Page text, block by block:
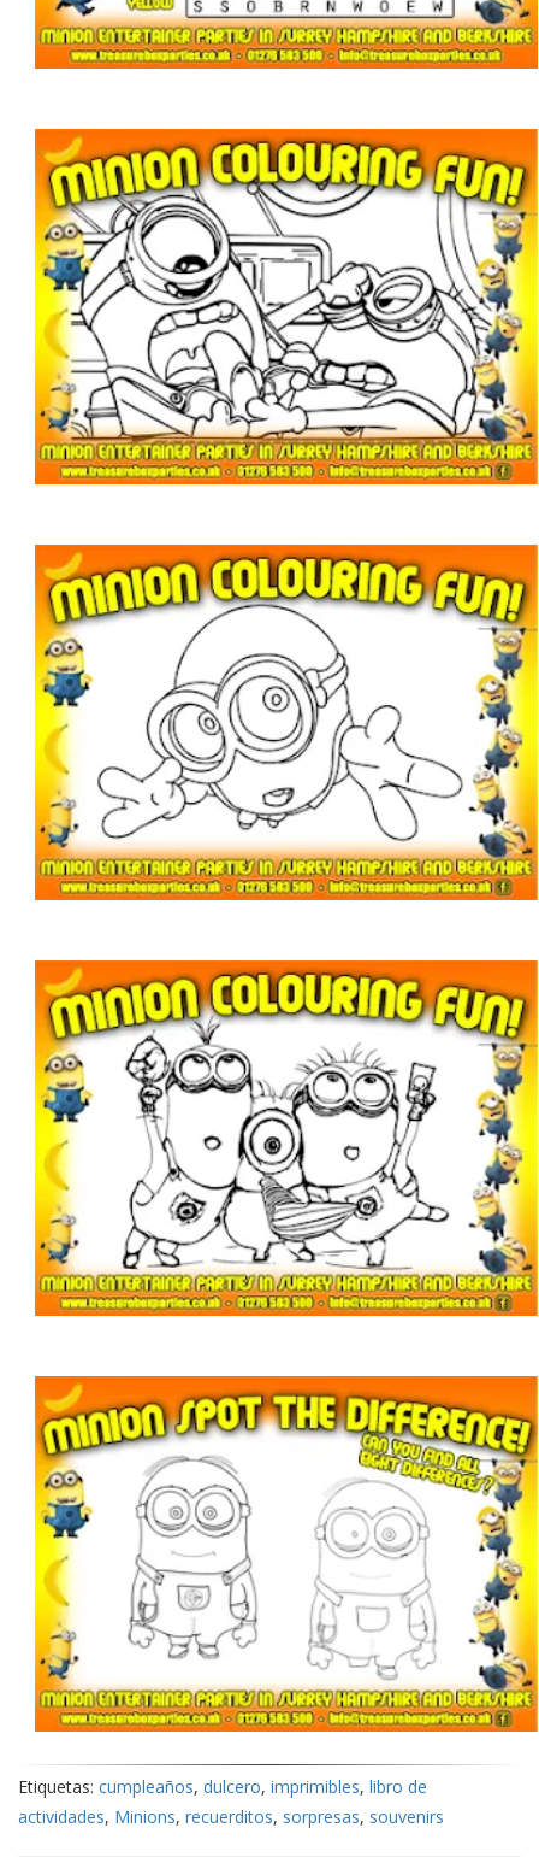
Etiquetas: cumpleaños, dulcero, imprimibles, libro de
actividades, Minions, recuerditos, sorpresas, souvenirs